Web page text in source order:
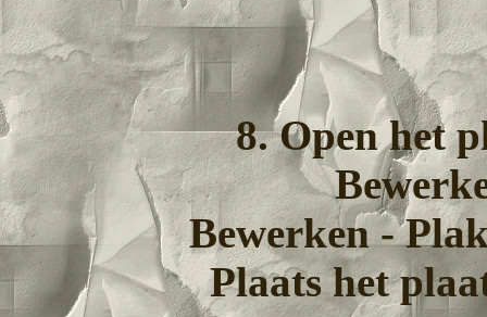
8. Open het
Bewerken -
Plaats het